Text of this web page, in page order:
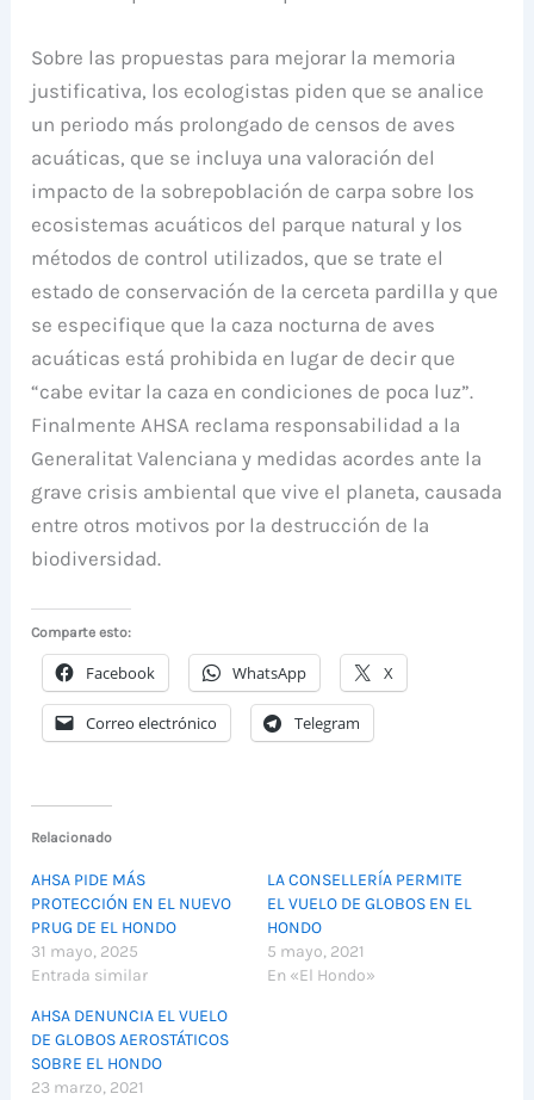
Sobre las propuestas para mejorar la memoria
justificativa, los ecologistas piden que se analice
un periodo más prolongado de censos de aves
acuáticas, que se incluya una valoración del
impacto de la sobrepoblación de carpa sobre los
ecosistemas acuáticos del parque natural y los
métodos de control utilizados, que se trate el
estado de conservación de la cerceta pardilla y que
se especifique que la caza nocturna de aves
acuáticas está prohibida en lugar de decir que
“cabe evitar la caza en condiciones de poca luz”.
Finalmente AHSA reclama responsabilidad a la
Generalitat Valenciana y medidas acordes ante la
grave crisis ambiental que vive el planeta, causada
entre otros motivos por la destrucción de la
biodiversidad.
Comparte esto:
Facebook WhatsApp X
Correo electrónico Telegram
Relacionado
AHSA PIDE MÁS
PROTECCIÓN EN EL NUEVO
PRUG DE EL HONDO
31 mayo, 2025
Entrada similar
LA CONSELLERÍA PERMITE
EL VUELO DE GLOBOS EN EL
HONDO
5 mayo, 2021
En «El Hondo»
AHSA DENUNCIA EL VUELO
DE GLOBOS AEROSTÁTICOS
SOBRE EL HONDO
23 marzo, 2021